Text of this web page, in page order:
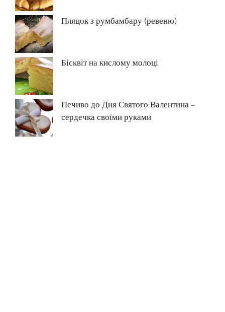
Пляцок з румбамбару (ревеню)
Бісквіт на кислому молоці
Печиво до Дня Святого Валентина –
сердечка своїми руками